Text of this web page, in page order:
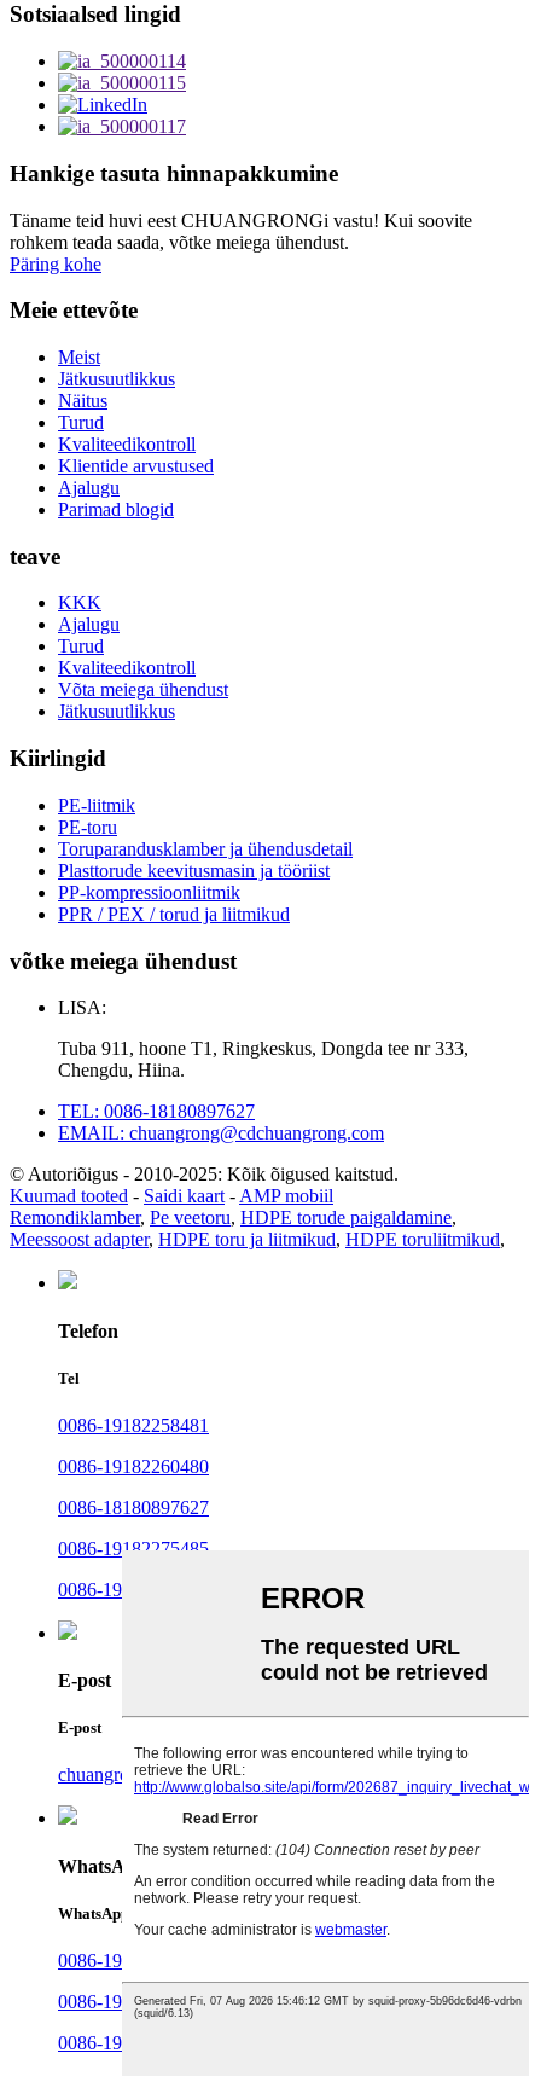
Sotsiaalsed lingid
Hankige tasuta hinnapakkumine
Täname teid huvi eest CHUANGRONGi vastu! Kui soovite
rohkem teada saada, võtke meiega ühendust.
Päring kohe
Meie ettevõte
Meist
Jätkusuutlikkus
Näitus
Turud
Kvaliteedikontroll
Klientide arvustused
Ajalugu
Parimad blogid
teave
KKK
Ajalugu
Turud
Kvaliteedikontroll
Võta meiega ühendust
Jätkusuutlikkus
Kiirlingid
PE-liitmik
PE-toru
Toruparandusklamber ja ühendusdetail
Plasttorude keevitusmasin ja tööriist
PP-kompressioonliitmik
PPR / PEX / torud ja liitmikud
võtke meiega ühendust
LISA:
Tuba 911, hoone T1, Ringkeskus, Dongda tee nr 333,
Chengdu, Hiina.
TEL: 0086-18180897627
EMAIL: chuangrong@cdchuangrong.com
© Autoriõigus - 2010-2025: Kõik õigused kaitstud.
Kuumad tooted - Saidi kaart - AMP mobiil
Remondiklamber, Pe veetoru, HDPE torude paigaldamine,
Meessoost adapter, HDPE toru ja liitmikud, HDPE toruliitmikud,
Telefon
Tel
0086-19182258481
0086-19182260480
0086-18180897627
0086-19182275485
0086-19381607486
E-post
E-post
chuangrong@cdchuangrong.com
WhatsApp
WhatsApp
0086-19381607486
0086-19182258481
0086-19182260480